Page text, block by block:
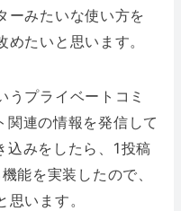
ーみたいな使い方を
たいと思います。
うプライベートコミ
連の情報を発信して
みをしたら、1投稿
能を実装したので、
います。